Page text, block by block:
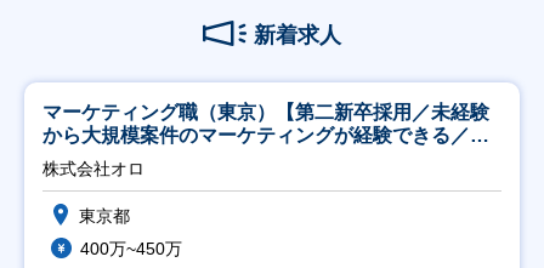
新着求人
マーケティング職（東京）【第二新卒採用／未経験
から大規模案件のマーケティングが経験できる／研
修充実】
株式会社オロ
東京都
400万~450万